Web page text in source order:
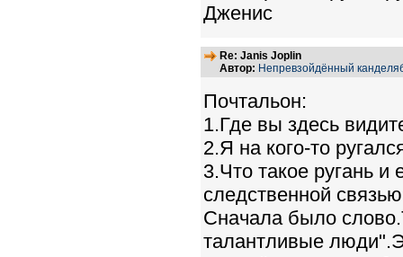
Дженис
Re: Janis Joplin
Автор: Непревзойдённый
Почтальон:
1.Где вы здесь
2.Я на кого-то
3.Что такое ругань и
следственной
Сначала было
талантливые